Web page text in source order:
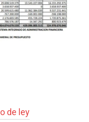
de ley